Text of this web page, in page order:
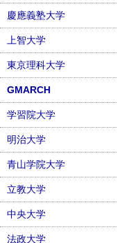
慶應義塾大学
上智大学
東京理科大学
GMARCH
学習院大学
明治大学
青山学院大学
立教大学
中央大学
法政大学